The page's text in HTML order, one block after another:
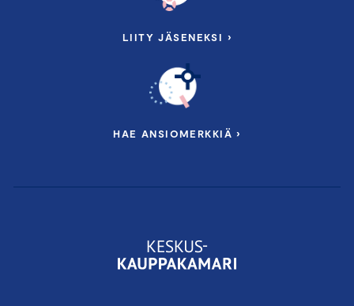
LIITY JÄSENEKSI ›
HAE ANSIOMERKKIÄ ›